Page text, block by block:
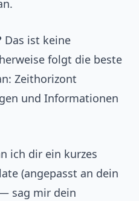
Das ist keine
folgt die beste
Zeithorizont
und Informationen
ich dir ein kurzes
(angepasst an dein
sag mir dein